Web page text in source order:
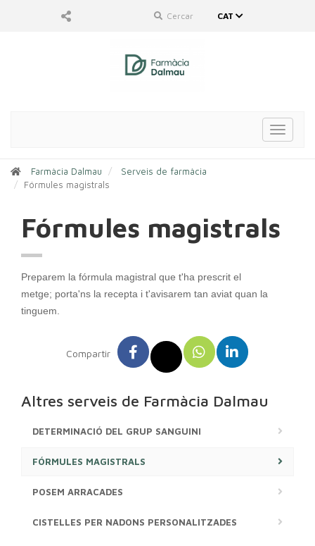
Cercar CAT
Toggle
Farmàcia Dalmau
Serveis de farmàcia
Fórmules magistrals
Fórmules magistrals
Preparem la fórmula magistral que t'ha prescrit el
metge; porta'ns la recepta i t'avisarem tan aviat quan la
tinguem.
Compartir
Altres serveis de Farmàcia Dalmau
DETERMINACIÓ DEL GRUP SANGUINI
FÓRMULES MAGISTRALS
POSEM ARRACADES
CISTELLES PER NADONS PERSONALITZADES